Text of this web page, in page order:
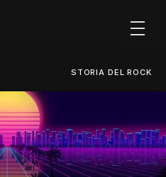
STORIA DEL ROCK